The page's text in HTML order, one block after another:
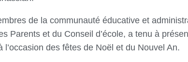
de la communauté éducative et
Parents et du Conseil d’école, a tenu à
des fêtes de Noël et du Nouvel An.